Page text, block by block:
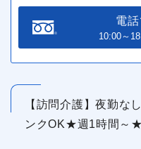
電
10:00～
【訪問介護】夜勤
ンクOK★週1時間～